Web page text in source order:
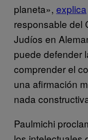
planeta», explica
responsable del
Judíos en
puede defender
comprender el
una afirmación
nada
Paulmichi